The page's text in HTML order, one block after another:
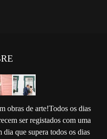
obras de arte!Todos os dias
ser registados com uma
dia que supera todos os dias